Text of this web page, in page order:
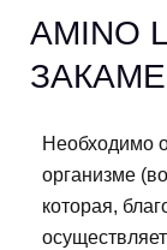
AMINO
Необходимо
организме
которая,